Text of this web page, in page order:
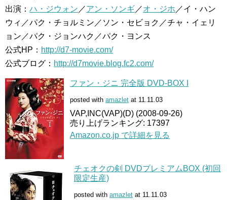
出演： ハ・ジウォン ／アン・ソンギ／オ・ジホ ／イ・ハン
ウィ／パク・チョルミン／ソン・セビョク／チャ・イェリ
ョン／パク・ジョンハク／パク・ヨンス
公式HP： http://d7-movie.com/
公式ブログ： http://d7movie.blog.fc2.com/
ファン・ジニ 完全版 DVD-BOX I
posted with amazlet at 11.11.03
VAP,INC(VAP)(D) (2008-09-26)
売り上げランキング: 17397
Amazon.co.jp で詳細を見る
チェオクの剣 DVDプレミアムBOX (初回
限定生産)
posted with amazlet at 11.11.03